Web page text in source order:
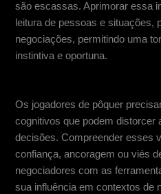
são escassas. Aprimorar essa
leitura de pessoas e situações,
negociações, permitindo uma
instintiva e oportuna.
Os jogadores de pôquer
cognitivos que podem distorcer
decisões. Compreender
confiança, ancoragem ou viés
negociadores com as
sua influência em contextos de